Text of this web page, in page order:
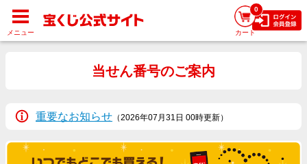
当せん番号のご案内
重要なお知らせ （2026年07月31日 00時更新）
メニュー
0
カート